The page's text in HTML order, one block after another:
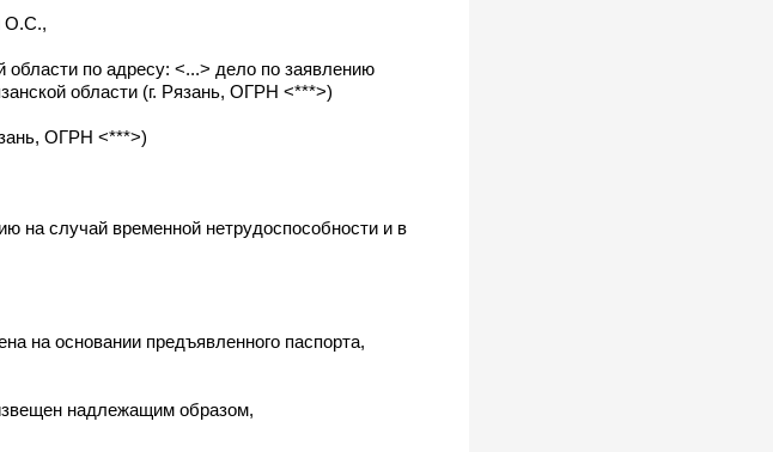
О.С.,
по адресу: <...> дело по заявлению
области (г. Рязань, ОГРН <***>)
ОГРН <***>)
на случай временной нетрудоспособности и в
на основании предъявленного паспорта,
надлежащим образом,